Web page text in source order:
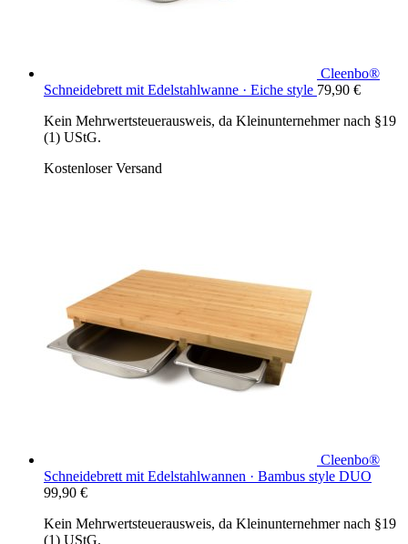
Cleenbo®
Schneidebrett mit Edelstahlwanne · Eiche style 79,90 €
Kein Mehrwertsteuerausweis, da Kleinunternehmer nach §19
(1) UStG.
Kostenloser Versand
Cleenbo®
Schneidebrett mit Edelstahlwannen · Bambus style DUO
99,90 €
Kein Mehrwertsteuerausweis, da Kleinunternehmer nach §19
(1) UStG.